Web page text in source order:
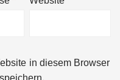
in diesem Browser